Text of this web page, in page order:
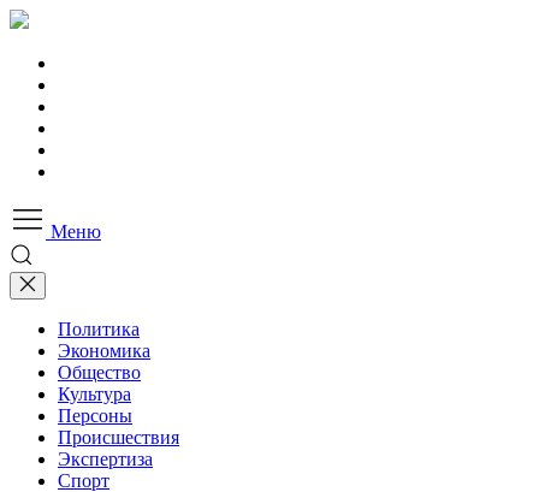
Меню
Политика
Экономика
Общество
Культура
Персоны
Происшествия
Экспертиза
Спорт